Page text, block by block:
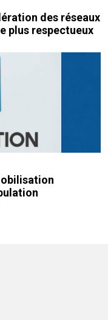
des réseaux
plus respectueux